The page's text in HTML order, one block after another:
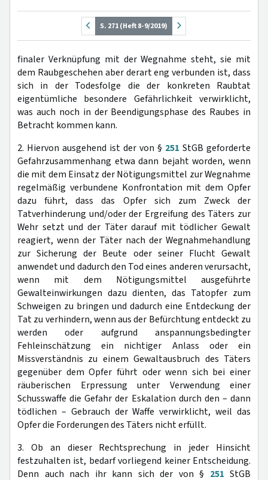
S. 271 (Heft 8-9/2019)
finaler Verknüpfung mit der Wegnahme steht, sie mit
dem Raubgeschehen aber derart eng verbunden ist, dass
sich in der Todesfolge die der konkreten Raubtat
eigentümliche besondere Gefährlichkeit verwirklicht,
was auch noch in der Beendigungsphase des Raubes in
Betracht kommen kann.
2. Hiervon ausgehend ist der von § 251 StGB geforderte
Gefahrzusammenhang etwa dann bejaht worden, wenn
die mit dem Einsatz der Nötigungsmittel zur Wegnahme
regelmäßig verbundene Konfrontation mit dem Opfer
dazu führt, dass das Opfer sich zum Zweck der
Tatverhinderung und/oder der Ergreifung des Täters zur
Wehr setzt und der Täter darauf mit tödlicher Gewalt
reagiert, wenn der Täter nach der Wegnahmehandlung
zur Sicherung der Beute oder seiner Flucht Gewalt
anwendet und dadurch den Tod eines anderen verursacht,
wenn mit dem Nötigungsmittel ausgeführte
Gewalteinwirkungen dazu dienten, das Tatopfer zum
Schweigen zu bringen und dadurch eine Entdeckung der
Tat zu verhindern, wenn aus der Befürchtung entdeckt zu
werden oder aufgrund anspannungsbedingter
Fehleinschätzung ein nichtiger Anlass oder ein
Missverständnis zu einem Gewaltausbruch des Täters
gegenüber dem Opfer führt oder wenn sich bei einer
räuberischen Erpressung unter Verwendung einer
Schusswaffe die Gefahr der Eskalation durch den – dann
tödlichen – Gebrauch der Waffe verwirklicht, weil das
Opfer die Forderungen des Täters nicht erfüllt.
3. Ob an dieser Rechtsprechung in jeder Hinsicht
festzuhalten ist, bedarf vorliegend keiner Entscheidung.
Denn auch nach ihr kann sich der von § 251 StGB